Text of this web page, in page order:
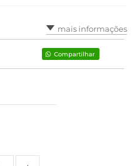
mais informações
Compartilhar